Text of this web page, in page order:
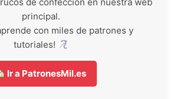
principal.
con miles de patrones y
tutoriales!
Ir a PatronesMil.es